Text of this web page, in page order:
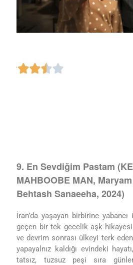
9. En Sevdiğim Pastam
MAHBOOBE MAN,
Behtash Sanaeeha, 2024)
İran’da yaşayan birbirine
geçen bir tek gecelik aşk
ve devrim sonrası ülkeyi terk eden
yapayalnız kaldığı evindeki
tatsız, tuzsuz peşi sıra